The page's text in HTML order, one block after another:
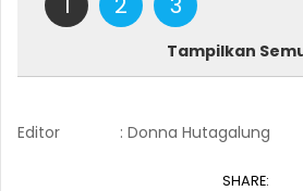
Tampilkan
Editor : Donna Hutagalung
SHARE: